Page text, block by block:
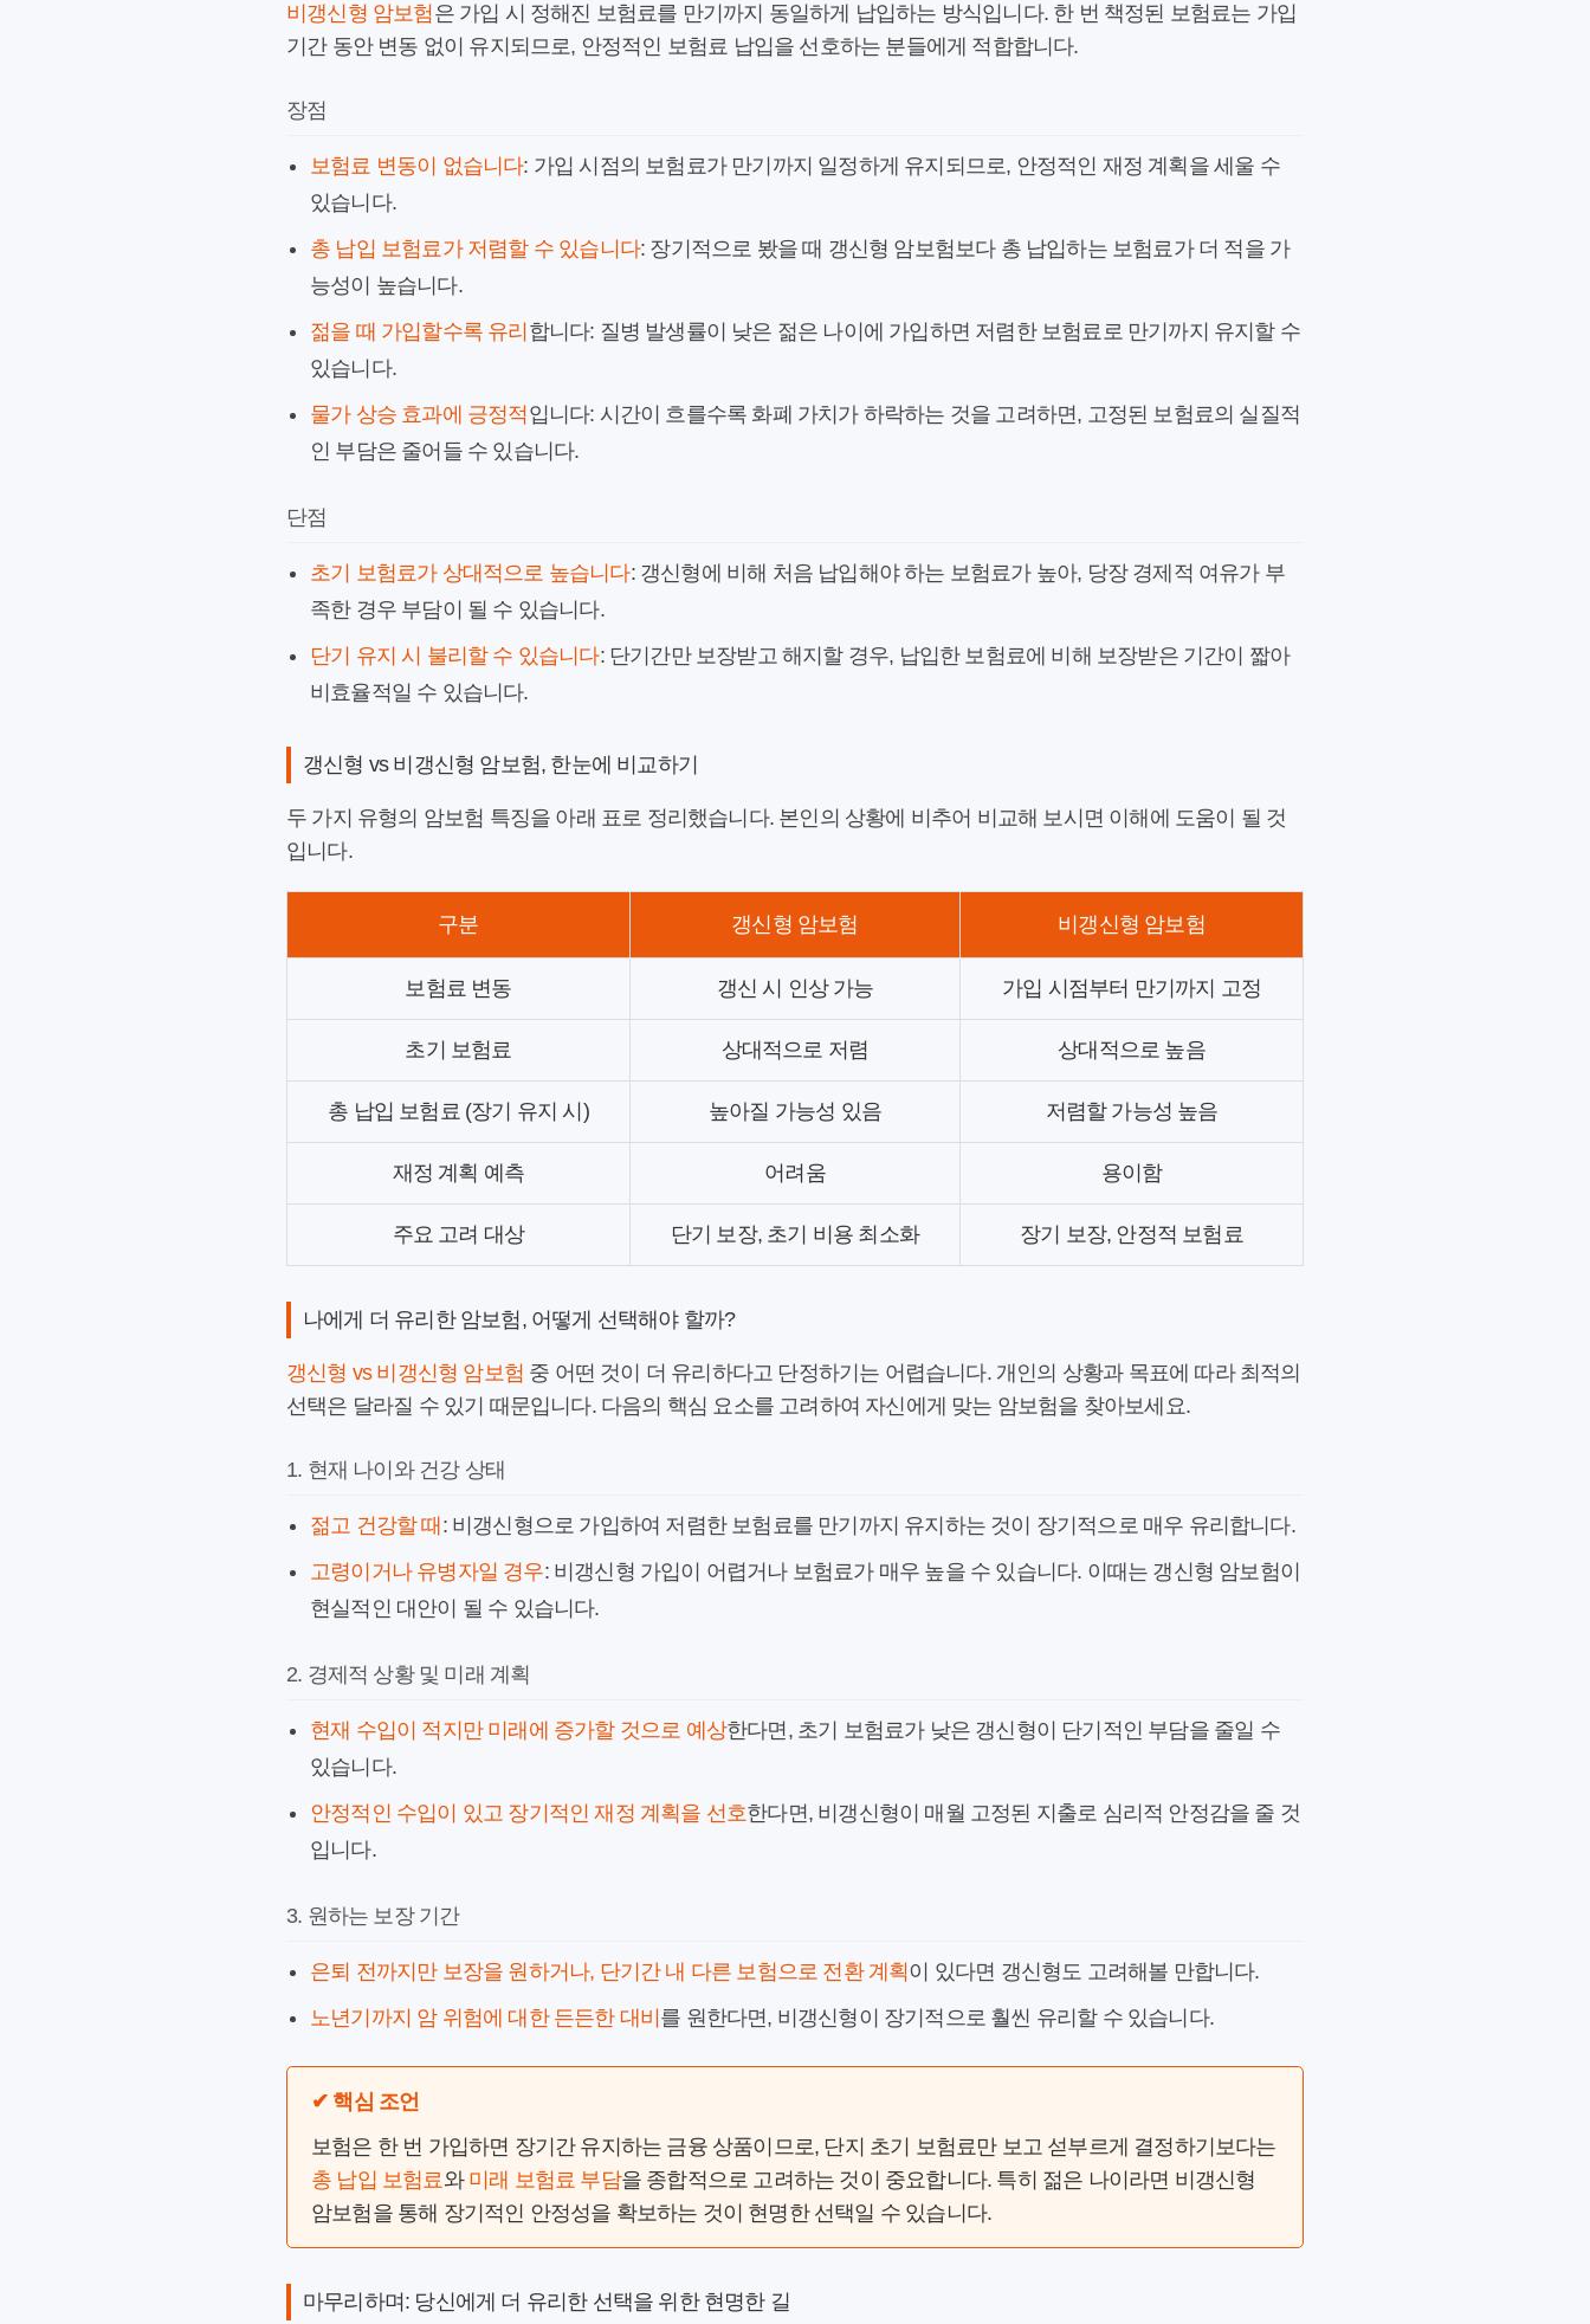
비갱신형 암보험 은 가입 시 정해진 보험료를 만기까지 동일하게 납입하는 방식입니다. 한 번 책정된 보험료는 가입
기간 동안 변동 없이 유지되므로, 안정적인 보험료 납입을 선호하는 분들에게 적합합니다.
장점
보험료 변동이 없습니다: 가입 시점의 보험료가 만기까지 일정하게 유지되므로, 안정적인 재정 계획을 세울 수
있습니다.
총 납입 보험료가 저렴할 수 있습니다: 장기적으로 봤을 때 갱신형 암보험보다 총 납입하는 보험료가 더 적을 가
능성이 높습니다.
젊을 때 가입할수록 유리 합니다: 질병 발생률이 낮은 젊은 나이에 가입하면 저렴한 보험료로 만기까지 유지할 수
있습니다.
물가 상승 효과에 긍정적입니다: 시간이 흐를수록 화폐 가치가 하락하는 것을 고려하면, 고정된 보험료의 실질적
인 부담은 줄어들 수 있습니다.
단점
초기 보험료가 상대적으로 높습니다: 갱신형에 비해 처음 납입해야 하는 보험료가 높아, 당장 경제적 여유가 부
족한 경우 부담이 될 수 있습니다.
단기 유지 시 불리할 수 있습니다: 단기간만 보장받고 해지할 경우, 납입한 보험료에 비해 보장받은 기간이 짧아
비효율적일 수 있습니다.
갱신형 vs 비갱신형 암보험, 한눈에 비교하기
두 가지 유형의 암보험 특징을 아래 표로 정리했습니다. 본인의 상황에 비추어 비교해 보시면 이해에 도움이 될 것
입니다.
구분 갱신형 암보험 비갱신형 암보험
보험료 변동 갱신 시 인상 가능 가입 시점부터 만기까지 고정
초기 보험료 상대적으로 저렴 상대적으로 높음
총 납입 보험료 (장기 유지 시) 높아질 가능성 있음 저렴할 가능성 높음
재정 계획 예측 어려움 용이함
주요 고려 대상 단기 보장, 초기 비용 최소화 장기 보장, 안정적 보험료
나에게 더 유리한 암보험, 어떻게 선택해야 할까?
갱신형 vs 비갱신형 암보험 중 어떤 것이 더 유리하다고 단정하기는 어렵습니다. 개인의 상황과 목표에 따라 최적의
선택은 달라질 수 있기 때문입니다. 다음의 핵심 요소를 고려하여 자신에게 맞는 암보험을 찾아보세요.
1. 현재 나이와 건강 상태
젊고 건강할 때 : 비갱신형으로 가입하여 저렴한 보험료를 만기까지 유지하는 것이 장기적으로 매우 유리합니다.
고령이거나 유병자일 경우: 비갱신형 가입이 어렵거나 보험료가 매우 높을 수 있습니다. 이때는 갱신형 암보험이
현실적인 대안이 될 수 있습니다.
2. 경제적 상황 및 미래 계획
현재 수입이 적지만 미래에 증가할 것으로 예상한다면, 초기 보험료가 낮은 갱신형이 단기적인 부담을 줄일 수
있습니다.
안정적인 수입이 있고 장기적인 재정 계획을 선호한다면, 비갱신형이 매월 고정된 지출로 심리적 안정감을 줄 것
입니다.
3. 원하는 보장 기간
은퇴 전까지만 보장을 원하거나, 단기간 내 다른 보험으로 전환 계획이 있다면 갱신형도 고려해볼 만합니다.
노년기까지 암 위험에 대한 든든한 대비 를 원한다면, 비갱신형이 장기적으로 훨씬 유리할 수 있습니다.
✔ 핵심 조언
보험은 한 번 가입하면 장기간 유지하는 금융 상품이므로, 단지 초기 보험료만 보고 섣부르게 결정하기보다는
총 납입 보험료와 미래 보험료 부담을 종합적으로 고려하는 것이 중요합니다. 특히 젊은 나이라면 비갱신형
암보험을 통해 장기적인 안정성을 확보하는 것이 현명한 선택일 수 있습니다.
마무리하며: 당신에게 더 유리한 선택을 위한 현명한 길